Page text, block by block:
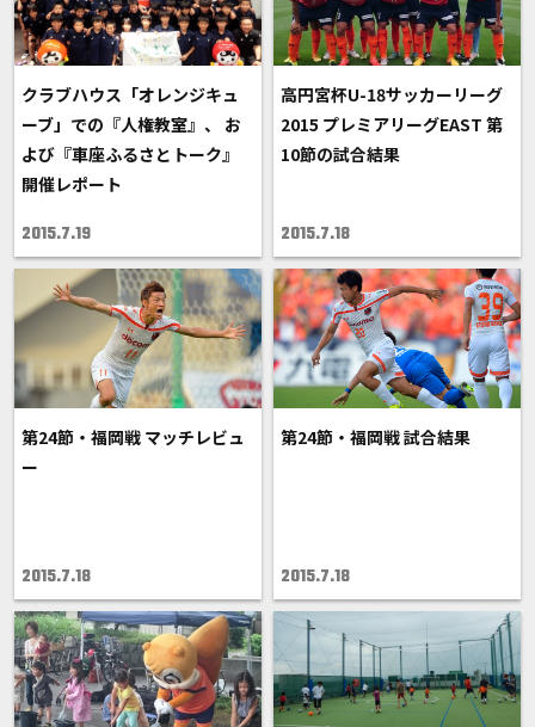
クラブハウス「オレンジキュ
ーブ」での『人権教室』、 お
よび『車座ふるさとトーク』
開催レポート
2015.7.19
高円宮杯U-18サッカーリーグ
2015 プレミアリーグEAST 第
10節の試合結果
2015.7.18
第24節・福岡戦 マッチレビュ
ー
2015.7.18
第24節・福岡戦 試合結果
2015.7.18